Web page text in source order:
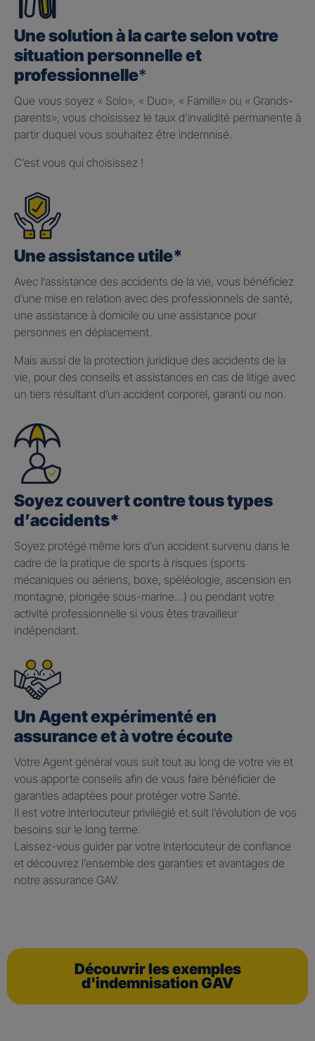
Une solution à la carte selon votre
situation personnelle et
professionnelle*
Que vous soyez « Solo», « Duo», « Famille» ou « Grands-
parents», vous choisissez le taux d’invalidité permanente à
partir duquel vous souhaitez être indemnisé.
C’est vous qui choisissez !
Une assistance utile*
Avec l’assistance des accidents de la vie, vous bénéficiez
d’une mise en relation avec des professionnels de santé,
une assistance à domicile ou une assistance pour
personnes en déplacement.
Mais aussi de la protection juridique des accidents de la
vie, pour des conseils et assistances en cas de litige avec
un tiers résultant d’un accident corporel, garanti ou non.
Soyez couvert contre tous types
d’accidents*
Soyez protégé même lors d’un accident survenu dans le
cadre de la pratique de sports à risques (sports
mécaniques ou aériens, boxe, spéléologie, ascension en
montagne, plongée sous-marine…) ou pendant votre
activité professionnelle si vous êtes travailleur
indépendant.
Un Agent expérimenté en
assurance et à votre écoute
Votre Agent général vous suit tout au long de votre vie et
vous apporte conseils afin de vous faire bénéficier de
garanties adaptées pour protéger votre Santé.
Il est votre interlocuteur privilégié et suit l’évolution de vos
besoins sur le long terme.
Laissez-vous guider par votre interlocuteur de confiance
et découvrez l’ensemble des garanties et avantages de
notre assurance GAV.
Découvrir les exemples
d'indemnisation GAV